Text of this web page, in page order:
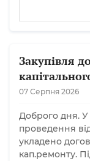
Закупівля
07 Серпня 2026
Доброго дня. У
проведення
укладено
кап.ремонту.